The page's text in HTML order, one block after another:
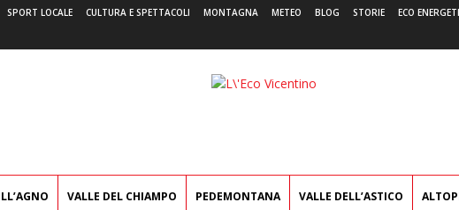
SPORT LOCALE CULTURA E SPETTACOLI MONTAGNA METEO BLOG STORIE ECO
L'Eco
VALLE DEL CHIAMPO PEDEMONTANA VALLE DELL’ASTICO